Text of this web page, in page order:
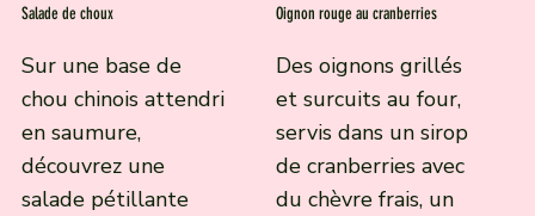
Salade de choux
Sur une base de
chou chinois attendri
en saumure,
découvrez une
salade pétillante
Oignon rouge au cranberries
Des oignons grillés
et surcuits au four,
servis dans un sirop
de cranberries avec
du chèvre frais, un